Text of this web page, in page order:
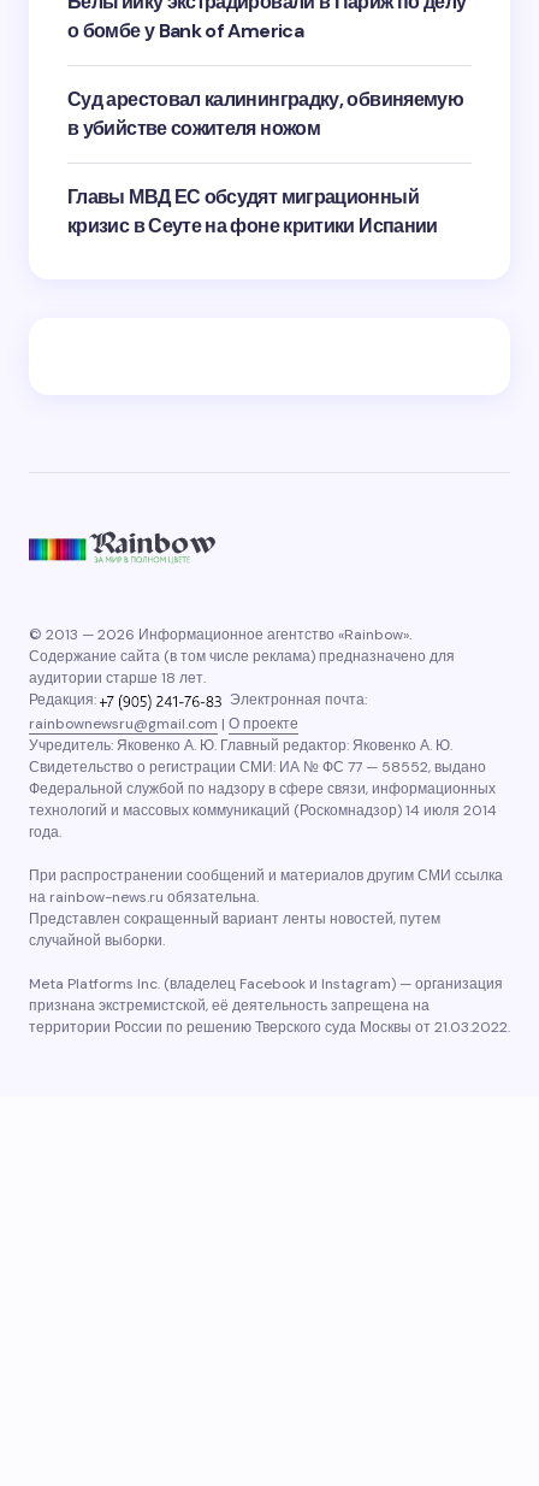
о бомбе у Bank of America
Суд арестовал калининградку, обвиняемую
в убийстве сожителя ножом
Главы МВД ЕС обсудят миграционный
кризис в Сеуте на фоне критики Испании
© 2013 — 2026 Информационное агентство «Rainbow».
Содержание сайта (в том числе реклама) предназначено для
аудитории старше 18 лет.
Редакция:
Электронная почта:
rainbownewsru@gmail.com | О проекте
Учредитель: Яковенко А. Ю. Главный редактор: Яковенко А. Ю.
Свидетельство о регистрации СМИ: ИА № ФС 77 — 58552, выдано
Федеральной службой по надзору в сфере связи, информационных
технологий и массовых коммуникаций (Роскомнадзор) 14 июля 2014
года.
При распространении сообщений и материалов другим СМИ ссылка
на rainbow-news.ru обязательна.
Представлен сокращенный вариант ленты новостей, путем
случайной выборки.
Meta Platforms Inc. (владелец Facebook и Instagram) — организация
признана экстремистской, её деятельность запрещена на
территории России по решению Тверского суда Москвы от 21.03.2022.